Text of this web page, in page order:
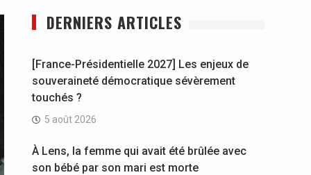
DERNIERS ARTICLES
[France-Présidentielle 2027] Les enjeux de
souveraineté démocratique sévèrement
touchés ?
5 août 2026
À Lens, la femme qui avait été brûlée avec
son bébé par son mari est morte